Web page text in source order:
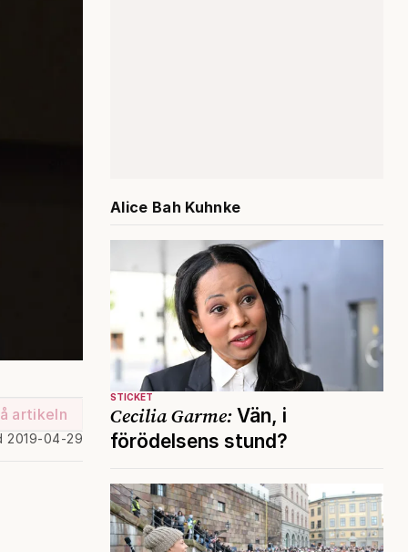
artikeln
2019-04-29
Alice Bah Kuhnke
STICKET
Cecilia Garme: Vän, i
förödelsens stund?